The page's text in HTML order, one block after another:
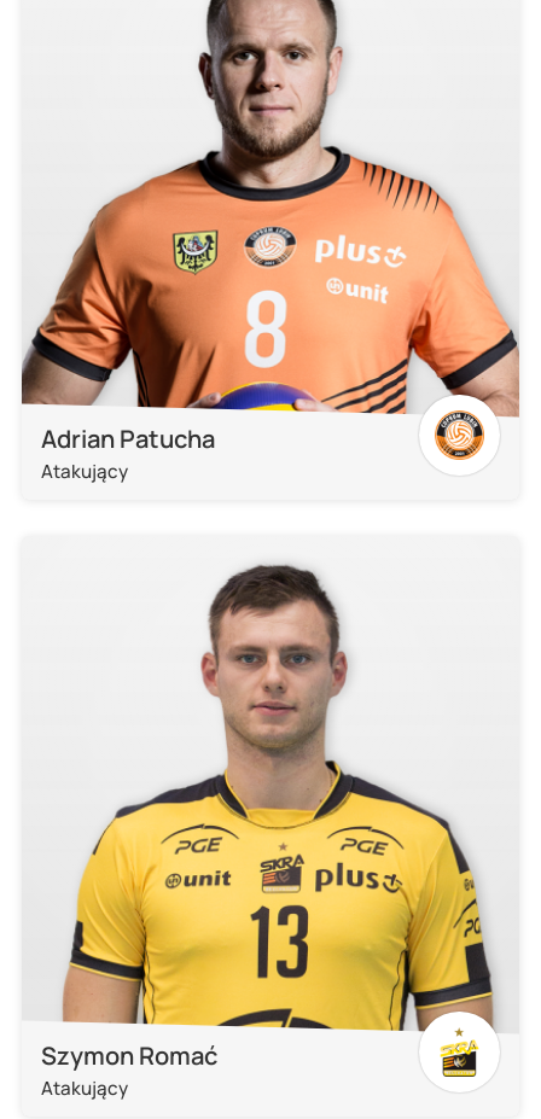
Adrian Patucha
Atakujący
Szymon Romać
Atakujący